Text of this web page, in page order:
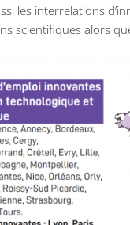
les interrelations
scientifiques alors